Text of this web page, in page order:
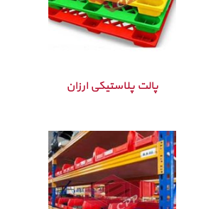
پالت پلاستیکی ارزان